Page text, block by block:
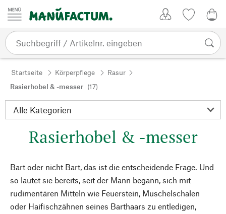
Zum Inhalt springen
Startseite Körperpflege
Rasur
Rasierhobel & -messer (17)
Rasierhobel & -messer
Bart oder nicht Bart, das ist die entscheidende Frage. Und
so lautet sie bereits, seit der Mann begann, sich mit
rudimentären Mitteln wie Feuerstein, Muschelschalen
oder Haifischzähnen seines Barthaars zu entledigen,